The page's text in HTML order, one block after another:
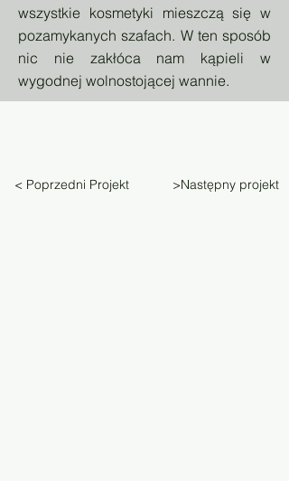
wszystkie kosmetyki mieszczą się w
pozamykanych szafach. W ten sposób
nic nie zakłóca nam kąpieli w
wygodnej wolnostojącej wannie.
< Poprzedni Projekt >Następny projekt